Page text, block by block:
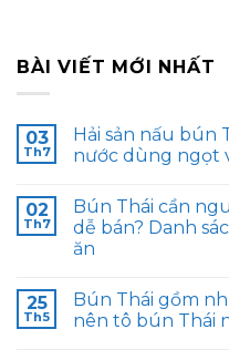
BÀI VIẾT MỚI NHẤT
03
Th7
Hải sản nấu bún
nước dùng ngọt
02
Th7
Bún Thái cần
dễ bán? Danh
ăn
25
Th5
Bún Thái gồm
nên tô bún Thái